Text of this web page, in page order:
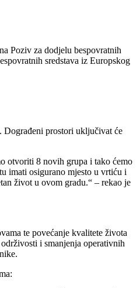
Poziv za dodjelu bespovratnih
sredstava iz Europskog
Dograđeni prostori uključivat će
otvoriti 8 novih grupa i tako ćemo
imati osigurano mjesto u vrtiću i
život u ovom gradu.“ – rekao je
te povećanje kvalitete života
i smanjenja operativnih